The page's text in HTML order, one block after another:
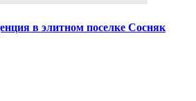
в элитном поселке Сосняк